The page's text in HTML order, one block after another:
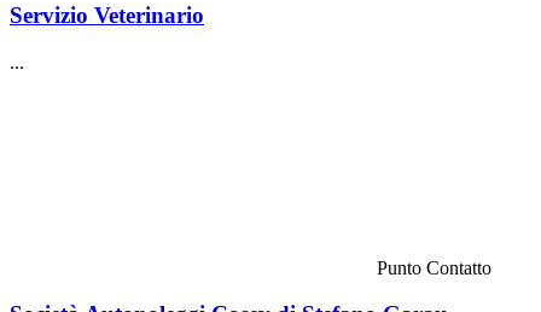
Servizio Veterinario
...
Punto Contatto